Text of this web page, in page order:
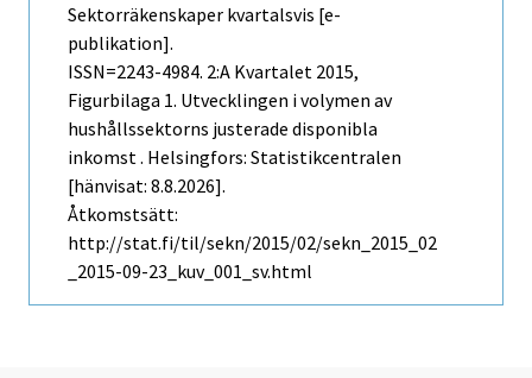
Sektorräkenskaper kvartalsvis [e-
publikation].
ISSN=2243-4984. 2:a Kvartalet 2015,
Figurbilaga 1. Utvecklingen i volymen av
hushållssektorns justerade disponibla
inkomst . Helsingfors: Statistikcentralen
[hänvisat: 8.8.2026].
Åtkomstsätt:
http://stat.fi/til/sekn/2015/02/sekn_2015_02
_2015-09-23_kuv_001_sv.html